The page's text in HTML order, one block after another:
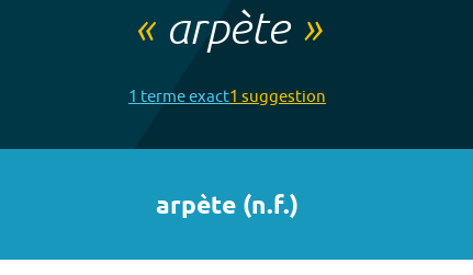
« arpète»
1 termeexact1 suggestion
arpète (n.f.)